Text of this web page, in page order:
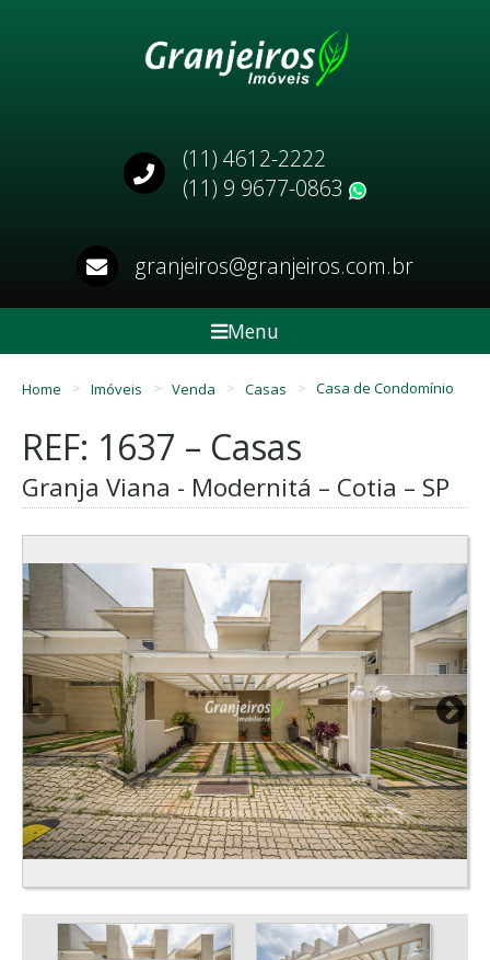
(11) 4612-2222
(11) 9 9677-0863
granjeiros@granjeiros.com.br
Menu
Home Imóveis Venda Casas Casa de Condomínio
REF: 1637 – Casas
Granja Viana - Modernitá – Cotia – SP